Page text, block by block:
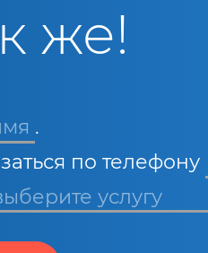
же!
.
по телефону